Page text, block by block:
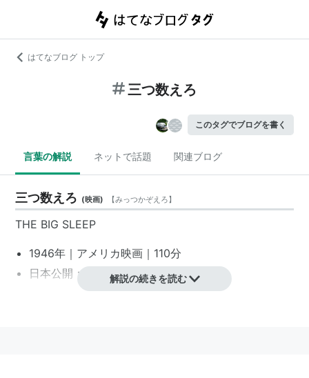
はてなブログ トップ
三つ数えろ
このタグでブログを書く
言葉の解説 ネットで話題 関連ブログ
三つ数えろ (映画) 【みっつかぞえろ】
THE BIG SLEEP
1946年｜ アメリカ映画 ｜110分
日本公開：1955年4月20日
監督・製作：ハワード・ホークス
解説の続きを読む